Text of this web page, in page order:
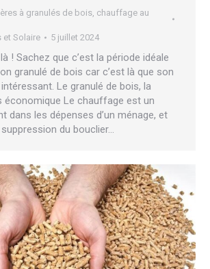
à granulés de bois, chauffage au
et Solaire 5 juillet 2024
! Sachez que c’est la période idéale
granulé de bois car c’est là que son
Le granulé de bois, la
économique Le chauffage est un
dans les dépenses d’un ménage, et
suppression du bouclier…